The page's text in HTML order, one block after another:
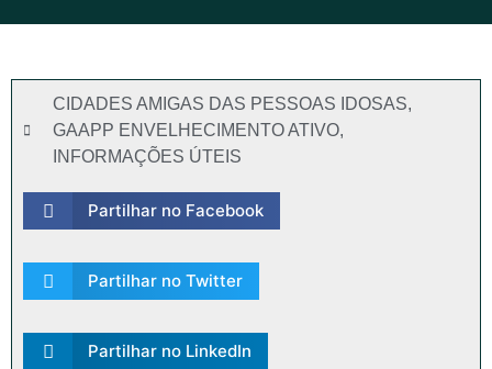
CIDADES AMIGAS DAS PESSOAS IDOSAS,
GAAPP ENVELHECIMENTO ATIVO,
INFORMAÇÕES ÚTEIS
Partilhar no Facebook
Partilhar no Twitter
Partilhar no LinkedIn